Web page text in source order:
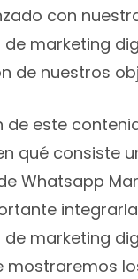
con
marketing
de nuestros
de este
qué consiste
Whatsapp
marketing
mostraremos